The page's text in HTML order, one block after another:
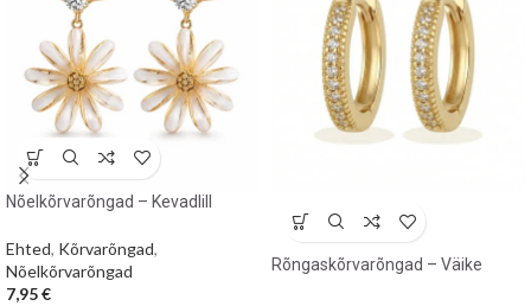
Nõelkõrvarõngad – Kevadlill
Ehted, Kõrvarõngad,
Nõelkõrvarõngad
7,95€
Rõngaskõrvarõngad – Väike